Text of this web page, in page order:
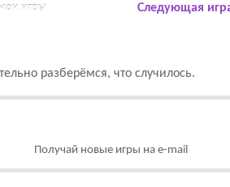
игры Следующая
разберёмся, что случилось.
Получай новые игры на e-mail